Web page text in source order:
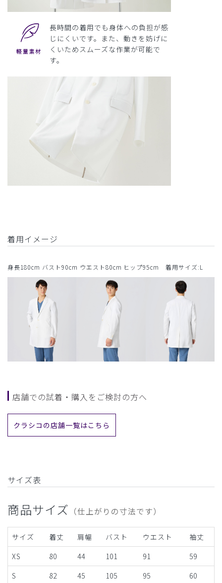
長時間の着用でも身体への負担が感
じにくいです。また、動きを妨げに
くいためスムーズな作業が可能で
す。
着用イメージ
身長180cm バスト90cm ウエスト80cm ヒップ95cm 着用サイズ:L
店舗での試着・購入をご検討の方へ
クラシコの店舗一覧はこちら
サイズ表
商品サイズ （仕上がりの寸法です）
サイズ 着丈 肩幅 バスト ウエスト
袖丈
XS
80 44 101 91
59
S
82 45 105 95
60